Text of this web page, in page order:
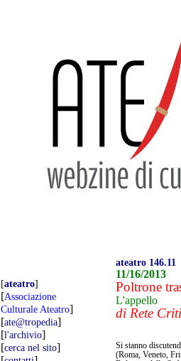
[ateatro]
[Associazione
Culturale Ateatro]
[ate@tropedia]
[l'archivio]
[cerca nel sito]
ateatro 146.11
11/16/2013
Poltrone
L'appello
di Rete
Si stanno
(Roma, Veneto,